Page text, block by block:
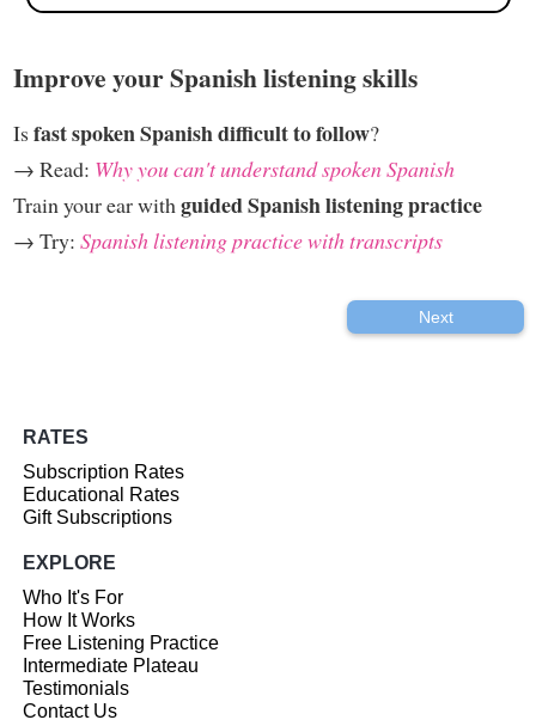
Improve your Spanish listening skills
Isfast spoken Spanish difficult to follow?
→ Read: Why you can't understand spoken Spanish
Train your ear with guided Spanish listening practice
→ Try: Spanish listening practice with transcripts
Next
RATES
Subscription Rates
Educational Rates
Gift Subscriptions
EXPLORE
Who It's For
How It Works
Free Listening Practice
Intermediate Plateau
Testimonials
Contact Us